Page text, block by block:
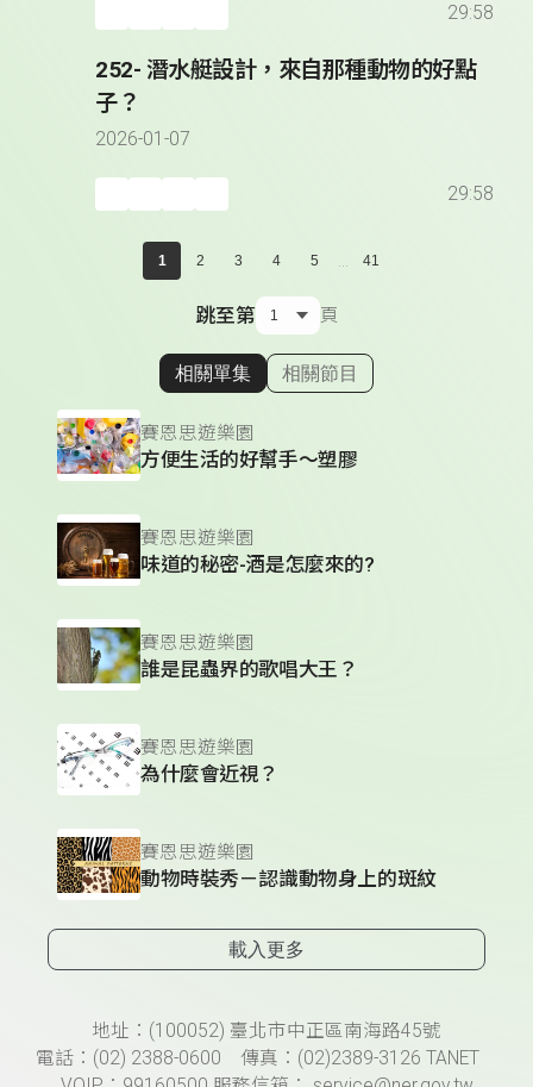
29:58
252- 潛水艇設計，來自那種動物的好點
子？
2026-01-07
29:58
1 2 3 4 5 ... 41
跳至第 頁
顯示相關單集
相關單集 相關節目
賽恩思遊樂園
方便生活的好幫手～塑膠
賽恩思遊樂園
味道的秘密-酒是怎麼來的?
賽恩思遊樂園
誰是昆蟲界的歌唱大王？
賽恩思遊樂園
為什麼會近視？
賽恩思遊樂園
動物時裝秀－認識動物身上的斑紋
載入更多
頁尾資訊地址：(100052) 臺北市中正區南海路45號
電話：(02) 2388-0600 傳真：(02)2389-3126 TANET